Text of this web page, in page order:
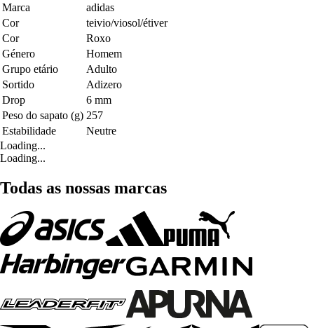
Marca
adidas
Cor
teivio/viosol/étiver
Cor
Roxo
Género
Homem
Grupo etário
Adulto
Sortido
Adizero
Drop
6 mm
Peso do sapato (g) 257
Estabilidade
Neutre
Loading...
Loading...
Todas as nossas marcas